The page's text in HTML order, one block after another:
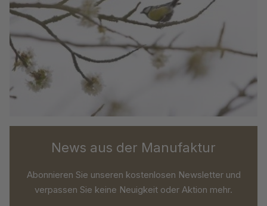
News aus der Manufaktur
Abonnieren Sie unseren kostenlosen Newsletter und
verpassen Sie keine Neuigkeit oder Aktion mehr.